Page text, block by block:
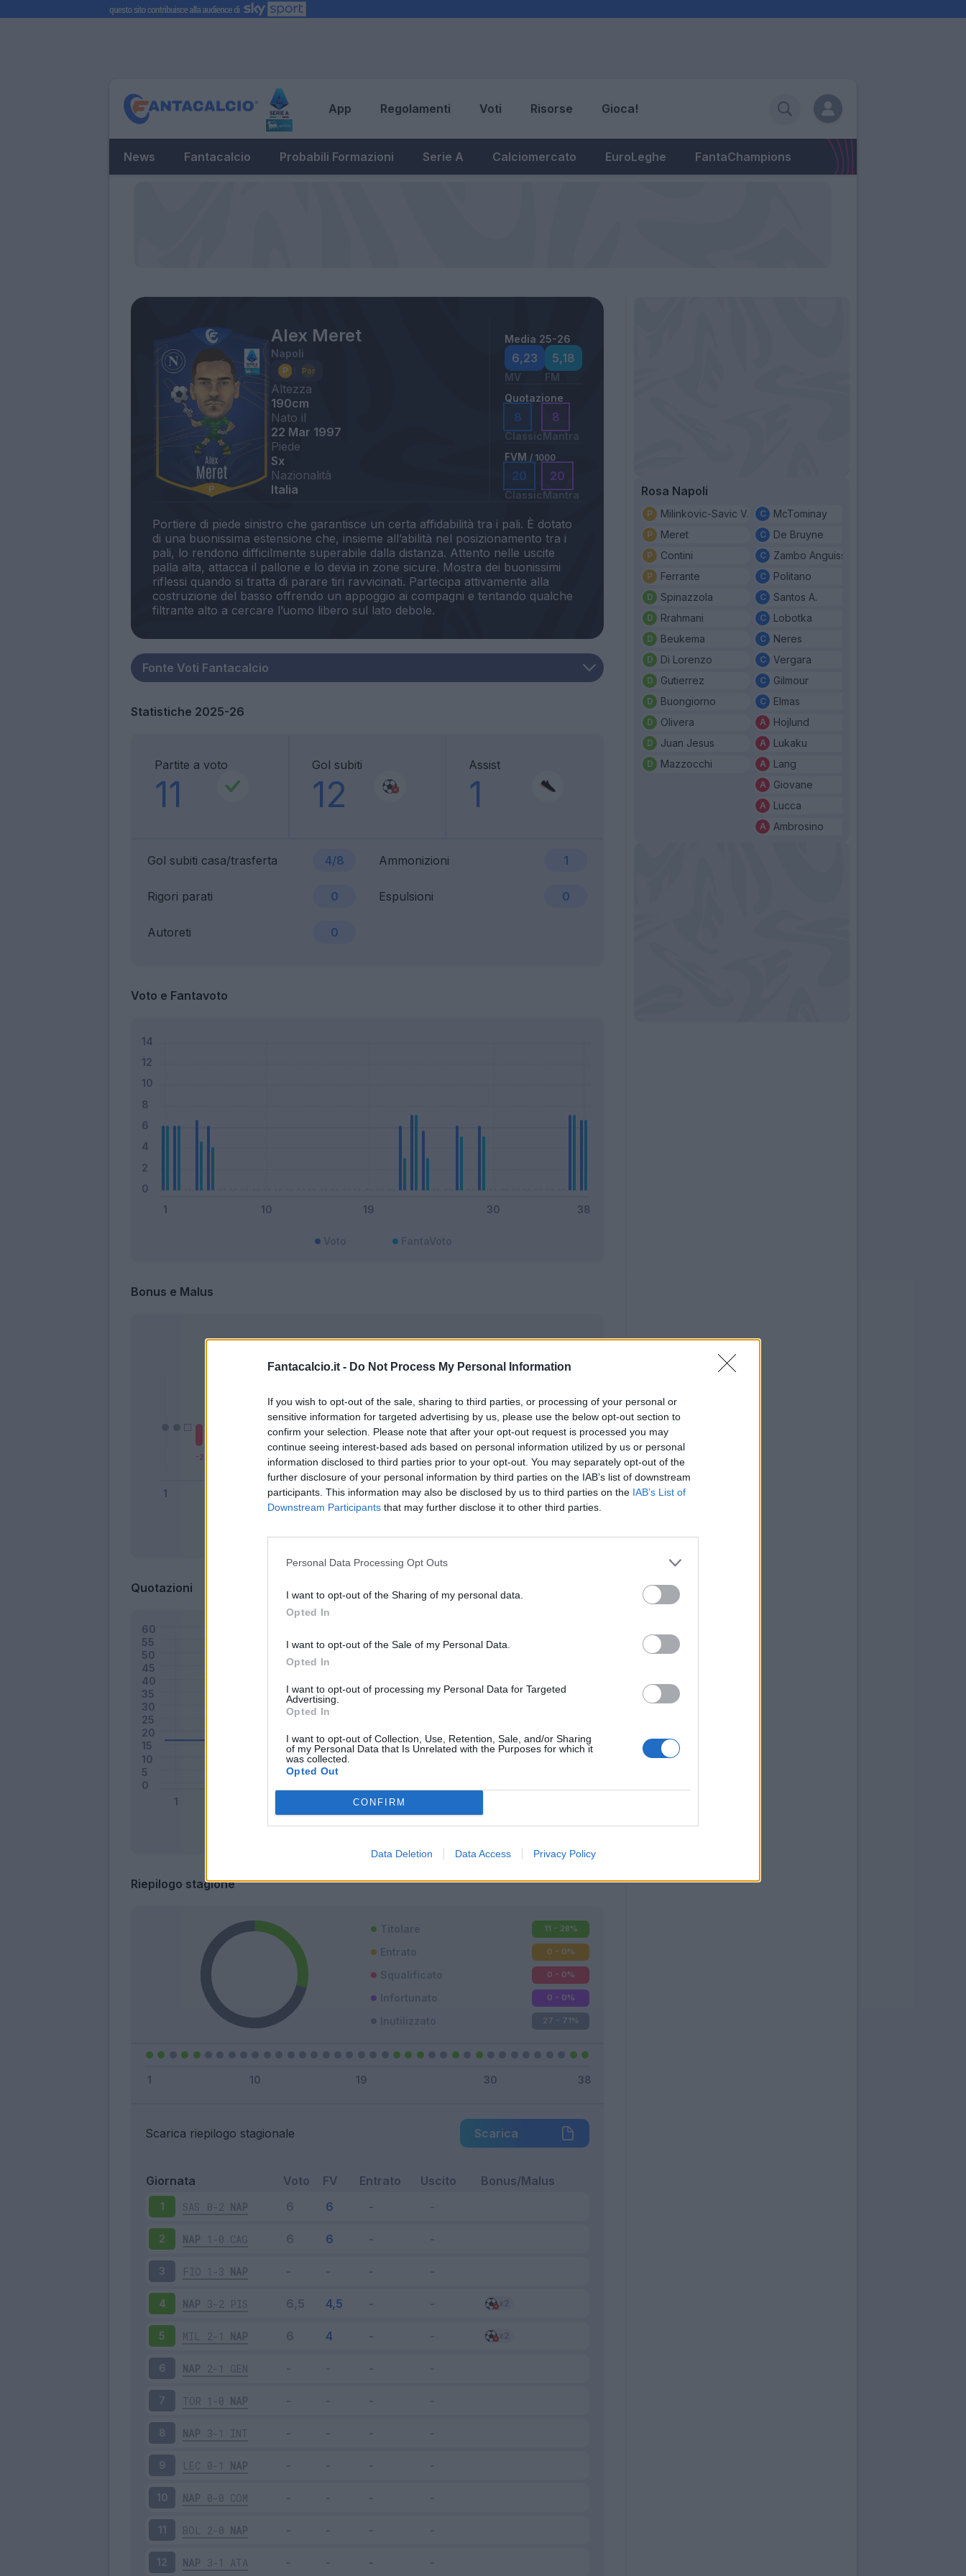
Fantacalcio.it - Do Not Process My Personal Information
If you wish to opt-out of the sale, sharing to third parties, or processing of your personal or
sensitive information for targeted advertising by us, please use the below opt-out section to
confirm your selection. Please note that after your opt-out request is processed you may
continue seeing interest-based ads based on personal information utilized by us or personal
information disclosed to third parties prior to your opt-out. You may separately opt-out of the
further disclosure of your personal information by third parties on the IAB’s list of downstream
participants. This information may also be disclosed by us to third parties on the IAB’s List of
Downstream Participants that may further disclose it to other third parties.
Personal Data Processing Opt Outs
I want to opt-out of the Sharing of my personal data.
Opted In
I want to opt-out of the Sale of my Personal Data.
Opted In
I want to opt-out of processing my Personal Data for Targeted
Advertising.
Opted In
I want to opt-out of Collection, Use, Retention, Sale, and/or Sharing
of my Personal Data that Is Unrelated with the Purposes for which it
was collected.
Opted Out
CONFIRM
Data Deletion Data Access Privacy Policy
App Regolamenti Voti Risorse Gioca!
News Fantacalcio Probabili Formazioni Serie A Calciomercato EuroLeghe FantaChampions
Alex Meret
Napoli
Altezza
190cm
Nato il
22 Mar 1997
Piede
Sx
Nazionalità
Italia
Media 25-26
6,23
MV
5,18
FM
Quotazione
8
Classic
8
Mantra
FVM / 1000
20
Classic
20
Mantra
Portiere di piede sinistro che garantisce un certa affidabilità tra i pali. È dotato
di una buonissima estensione che, insieme all’abilità nel posizionamento tra i
pali, lo rendono difficilmente superabile dalla distanza. Attento nelle uscite
palla alta, attacca il pallone e lo devia in zone sicure. Mostra dei buonissimi
riflessi quando si tratta di parare tiri ravvicinati. Partecipa attivamente alla
costruzione del basso offrendo un appoggio ai compagni e tentando qualche
Statistiche 2025-26
Partite a voto
11
Gol subiti
12
Assist
1
Gol subiti casa/trasferta 4/8 Ammonizioni 1
Rigori parati 0 Espulsioni 0
Autoreti 0
Voto e Fantavoto
Bonus e Malus
Bonus Malus Presenze a voto
Quotazioni
Riepilogo stagione
Titolare 11 - 28%
Entrato 0 - 0%
Squalificato 0 - 0%
Infortunato 0 - 0%
27 - 71%
Scarica riepilogo stagionale Scarica
Giornata Voto FV Entrato Uscito Bonus/Malus
1 SAS 0-2 NAP
2 NAP 1-0 CAG
3 FIO 1-3 NAP
4 NAP 3-2 PIS
5 MIL 2-1 NAP
6 NAP 2-1 GEN
7 TOR 1-0 NAP
8 NAP 3-1 INT
9 LEC 0-1 NAP
10 NAP 0-0 COM
11 BOL 2-0 NAP
12 NAP 3-1 ATA
Rosa Napoli
Milinkovic-Savic V.
Meret
Contini
Ferrante
Spinazzola
Rrahmani
Beukema
Di Lorenzo
Gutierrez
Buongiorno
Olivera
Juan Jesus
Mazzocchi
McTominay
De Bruyne
Zambo Anguissa
Politano
Santos A.
Lobotka
Neres
Vergara
Gilmour
Elmas
Hojlund
Lukaku
Lang
Giovane
Lucca
Ambrosino